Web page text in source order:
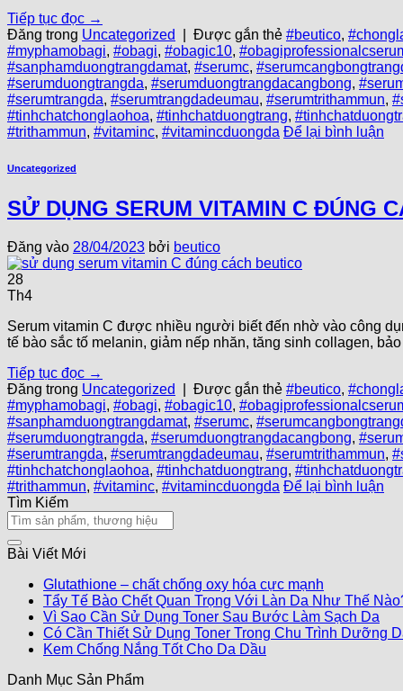
Tiếp tục đọc →
Đăng trong Uncategorized Được gắn thẻ #beutico,
#myphamobagi, #obagi, #obagic10,
#sanphamduongtrangdamat, #serumc,
#serumduongtrangda, #serumduongtrangdacangbong,
#serumtrangda, #serumtrangdadeumau, #serumtrithammun,
#tinhchatchonglaohoa, #tinhchatduongtrang,
#trithammun, #vitaminc, #vitamincduongda Để lại bình luận
Uncategorized
SỬ DỤNG SERUM VITAMIN C ĐÚNG
Đăng vào 28/04/2023 bởi beutico
28
Th4
Serum vitamin C được nhiều người biết đến nhờ vào công
tế bào sắc tố melanin, giảm nếp nhăn, tăng sinh collagen,
Tiếp tục đọc →
Đăng trong Uncategorized Được gắn thẻ #beutico,
#myphamobagi, #obagi, #obagic10,
#sanphamduongtrangdamat, #serumc,
#serumduongtrangda, #serumduongtrangdacangbong,
#serumtrangda, #serumtrangdadeumau, #serumtrithammun,
#tinhchatchonglaohoa, #tinhchatduongtrang,
#trithammun, #vitaminc, #vitamincduongda Để lại bình luận
Tìm Kiếm
Bài Viết Mới
Glutathione – chất chống oxy hóa cực mạnh
Tẩy Tế Bào Chết Quan Trọng Với Làn Da Như Thế
Vì Sao Cần Sử Dụng Toner Sau Bước Làm Sạch Da
Có Cần Thiết Sử Dụng Toner Trong Chu Trình Dưỡng
Kem Chống Nắng Tốt Cho Da Dầu
Danh Mục Sản Phẩm